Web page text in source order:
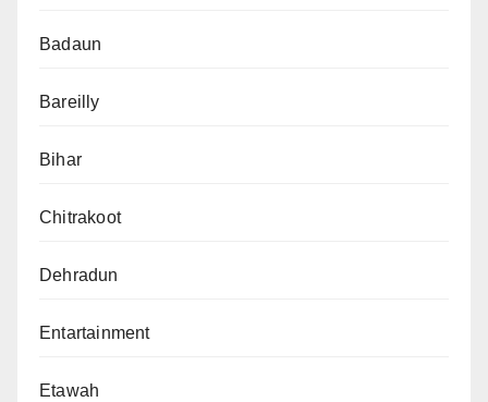
Badaun
Bareilly
Bihar
Chitrakoot
Dehradun
Entartainment
Etawah